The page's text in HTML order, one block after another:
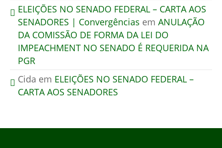
ELEIÇÕES NO SENADO FEDERAL – CARTA AOS
SENADORES | Convergências em ANULAÇÃO
DA COMISSÃO DE FORMA DA LEI DO
IMPEACHMENT NO SENADO É REQUERIDA NA
PGR
Cida em ELEIÇÕES NO SENADO FEDERAL –
CARTA AOS SENADORES